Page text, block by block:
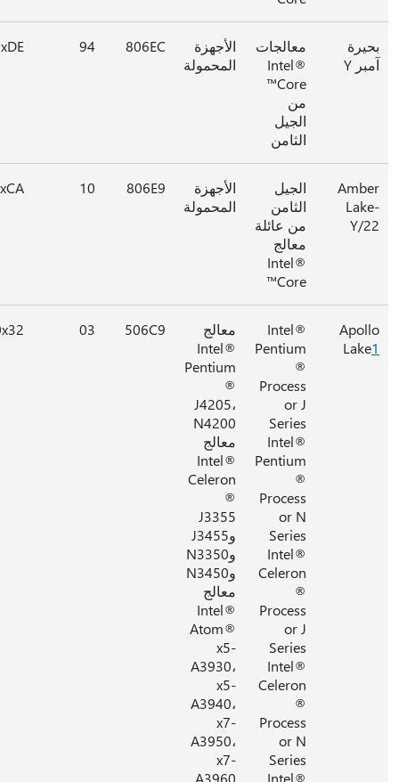
معالجات
Intel®
Core™
الجيل
الثامن
الأجهزة
المحمولة
806EC
0xDE
الجيل
الثامن
من عائلة
معالج
Intel®
الأجهزة
المحمولة
806E9
0xCA
Intel®
Pentium
Process
Series
Intel®
Pentium
Process
Series
Intel®
Celeron
Process
Series
Intel®
Celeron
Process
Series
Intel®
معالج
Intel®
Pentium
®
J4205،
N4200
معالج
Intel®
Celeron
®
J3355
وJ3455
وN3350
وN3450
معالج
Intel®
Atom®
A3930،
x5-
A3940،
x7-
A3950،
A3960
506C9